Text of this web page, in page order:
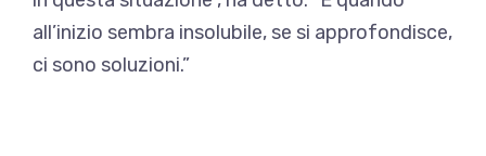
all’inizio sembra insolubile, se si approfondisce,
ci sono soluzioni.”